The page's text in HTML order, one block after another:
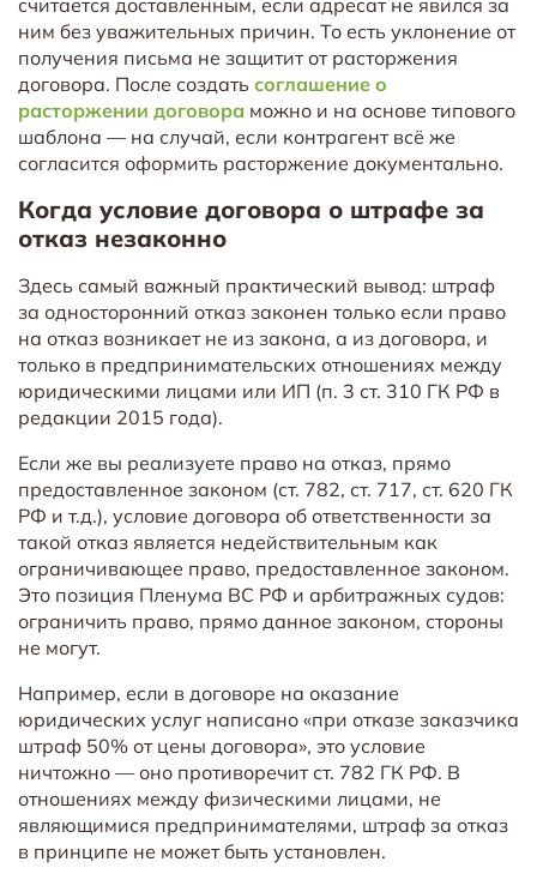
ним без уважительных причин. То есть уклонение от
получения письма не защитит от расторжения
договора. После создать соглашение о
расторжении договора можно и на основе типового
шаблона — на случай, если контрагент всё же
согласится оформить расторжение документально.
Когда условие договора о штрафе за
отказ незаконно
Здесь самый важный практический вывод: штраф
за односторонний отказ законен только если право
на отказ возникает не из закона, а из договора, и
только в предпринимательских отношениях между
юридическими лицами или ИП (п. 3 ст. 310 ГК РФ в
редакции 2015 года).
Если же вы реализуете право на отказ, прямо
предоставленное законом (ст. 782, ст. 717, ст. 620 ГК
РФ и т.д.), условие договора об ответственности за
такой отказ является недействительным как
ограничивающее право, предоставленное законом.
Это позиция Пленума ВС РФ и арбитражных судов:
ограничить право, прямо данное законом, стороны
не могут.
Например, если в договоре на оказание
юридических услуг написано «при отказе заказчика
штраф 50% от цены договора», это условие
ничтожно — оно противоречит ст. 782 ГК РФ. В
отношениях между физическими лицами, не
являющимися предпринимателями, штраф за отказ
в принципе не может быть установлен.